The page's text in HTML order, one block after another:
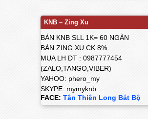
KNB – Zing Xu
BÁN KNB SLL 1K= 60 NGÀN
BÁN ZING XU CK 8%
MUA LH DT : 0987777454
(ZALO,TANGO,VIBER)
YAHOO: phero_my
SKYPE: mymyknb
FACE: Tân Thiên Long Bát Bộ